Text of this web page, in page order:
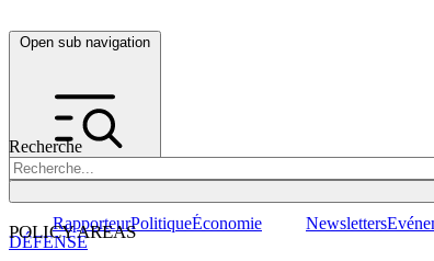
Open sub navigation
Recherche
POLICY AREAS
RapporteurPolitiqueÉconomie Newsletters
DÉFENSE